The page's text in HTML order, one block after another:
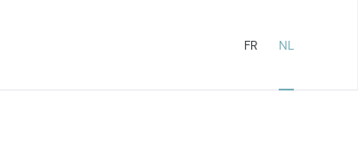
FR NL